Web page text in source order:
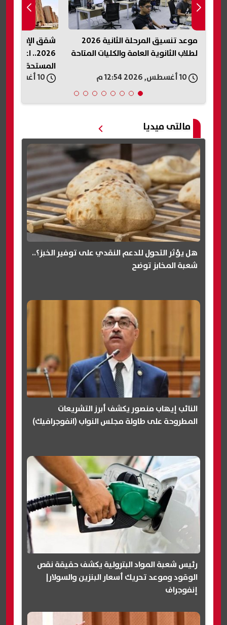
موعد تنسيق المرحلة الثانية 2026
لطلاب الثانوية العامة والكليات المتاحة
شقق الإسكان
2026.. اعرف
المستحقة
مالتى ميديا
هل يؤثر التحول للدعم النقدي على توفير الخبز؟..
شعبة المخابز توضح
النائب إيهاب منصور يكشف أبرز التشريعات
المطروحة على طاولة مجلس النواب (انفوجرافيك)
رئيس شعبة المواد البترولية يكشف حقيقة نقص
الوقود وموعد تحريك أسعار البنزين والسولار|
إنفوجراف